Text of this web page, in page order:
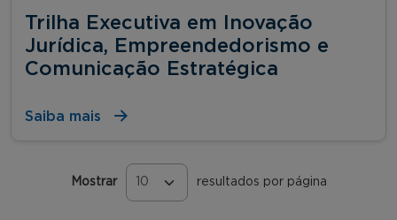
Trilha Executiva em Inovação
Jurídica, Empreendedorismo e
Comunicação Estratégica
Saiba mais
Mostrar resultados por página